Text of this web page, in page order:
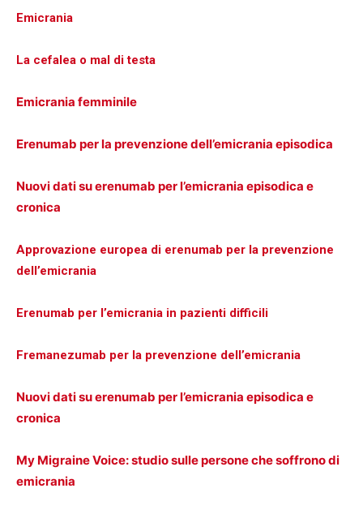
Emicrania
La cefalea o mal di testa
Emicrania femminile
Erenumab per la prevenzione dell’emicrania episodica
Nuovi dati su erenumab per l’emicrania episodica e
cronica
Approvazione europea di erenumab per la prevenzione
dell’emicrania
Erenumab per l’emicrania in pazienti difficili
Fremanezumab per la prevenzione dell’emicrania
Nuovi dati su erenumab per l’emicrania episodica e
cronica
My Migraine Voice: studio sulle persone che soffrono di
emicrania